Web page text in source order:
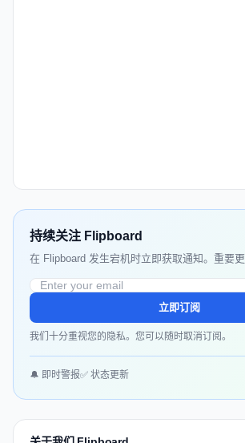
持续关注 Flipboard
在 Flipboard 发生宕机时立即获取通知。重要更
立即订阅
我们十分重视您的隐私。您可以随时取消订阅。
🔔 即时警报✅ 状态更新